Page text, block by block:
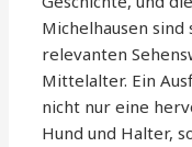
Michelhausen
relevanten
Mittelalter. Ein
nicht nur eine
Hund und Halter,